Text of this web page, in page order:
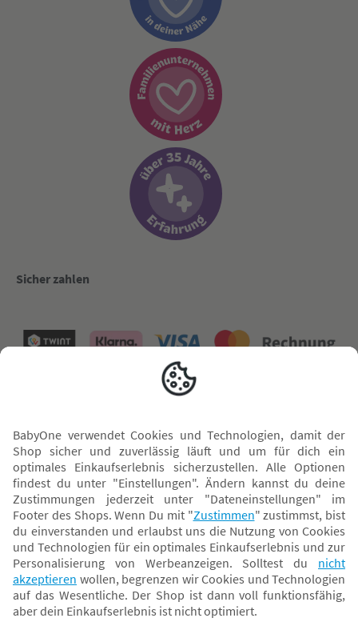
Sicher zahlen
* Alle Preise inkl. MwSt. und ggf. zzgl.Versandkosten. Der dargestellte Preis gilt -
abhängig von der von dir gewählten Option - im BabyOne-Onlineshop oder bei
Abholung in dem von dir gewählten BabyOne-Franchise-Betrieb. Der für den
Onlineshop geltende Preis stellt bei einem Verkauf durch unsere Franchise-
Nehmer eine unverbindliche Preisempfehlung dar. Der Verkaufspreis der